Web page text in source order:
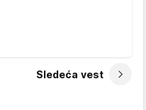
Sledeća vest